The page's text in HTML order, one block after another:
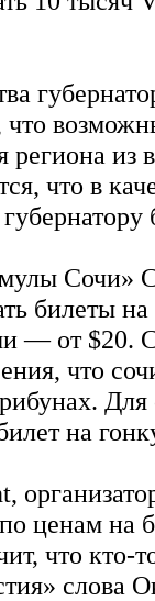
что
региона из
что в
Сочи»
билеты
— от $20.
что
на
ценам на
что кто-
слова